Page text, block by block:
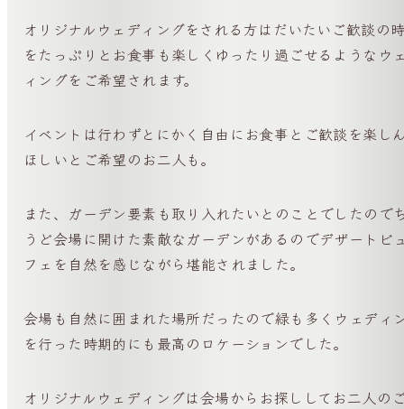
オリジナルウェディングをされる方はだいたいご歓談の
をたっぷりとお食事も楽しくゆったり過ごせるようなウ
ィングをご希望されます。
イベントは行わずとにかく自由にお食事とご歓談を楽し
ほしいとご希望のお二人も。
また、ガーデン要素も取り入れたいとのことでしたので
うど会場に開けた素敵なガーデンがあるのでデザートビ
フェを自然を感じながら堪能されました。
会場も自然に囲まれた場所だったので緑も多くウェディ
を行った時期的にも最高のロケーションでした。
オリジナルウェディングは会場からお探ししてお二人の